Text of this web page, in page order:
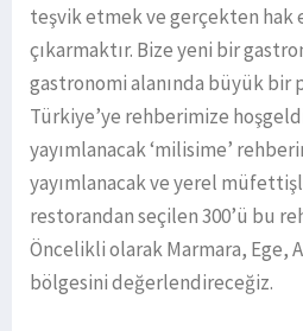
teşvik etmek ve gerçekten hak
çıkarmaktır. Bize yeni bir
gastronomi alanında büyük bir
Türkiye’ye rehberimize
yayımlanacak ‘milisime’
yayımlanacak ve yerel
restorandan seçilen 300’ü bu
Öncelikli olarak Marmara, Ege,
bölgesini değerlendireceğiz.